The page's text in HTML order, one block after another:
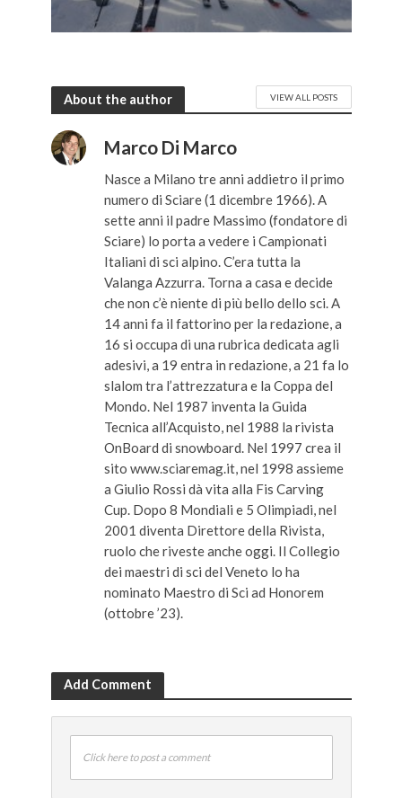
About the author VIEW ALL POSTS
Marco Di Marco
Nasce a Milano tre anni addietro il primo
numero di Sciare (1 dicembre 1966). A
sette anni il padre Massimo (fondatore di
Sciare) lo porta a vedere i Campionati
Italiani di sci alpino. C’era tutta la
Valanga Azzurra. Torna a casa e decide
che non c’è niente di più bello dello sci. A
14 anni fa il fattorino per la redazione, a
16 si occupa di una rubrica dedicata agli
adesivi, a 19 entra in redazione, a 21 fa lo
slalom tra l’attrezzatura e la Coppa del
Mondo. Nel 1987 inventa la Guida
Tecnica all’Acquisto, nel 1988 la rivista
OnBoard di snowboard. Nel 1997 crea il
sito www.sciaremag.it, nel 1998 assieme
a Giulio Rossi dà vita alla Fis Carving
Cup. Dopo 8 Mondiali e 5 Olimpiadi, nel
2001 diventa Direttore della Rivista,
ruolo che riveste anche oggi. Il Collegio
dei maestri di sci del Veneto lo ha
nominato Maestro di Sci ad Honorem
(ottobre ’23).
Add Comment
Click here to post a comment